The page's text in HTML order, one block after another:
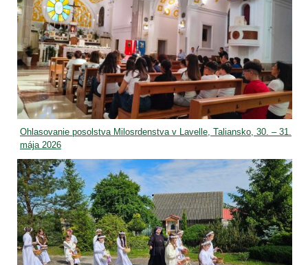
Ohlasovanie posolstva Milosrdenstva v Lavelle, Taliansko, 30. – 31.
mája 2026